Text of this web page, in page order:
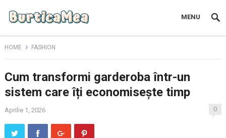
MENU
HOME FASHION
Cum transformi garderoba într-un
sistem care îți economisește timp
Aprilie 1, 2026 0